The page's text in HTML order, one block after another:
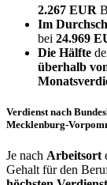
2.267 EUR
Im
bei 24.969
Die Hälfte
überhalb
Verdienst nach
Mecklenburg-
Je nach Arbeitsort
Gehalt für den